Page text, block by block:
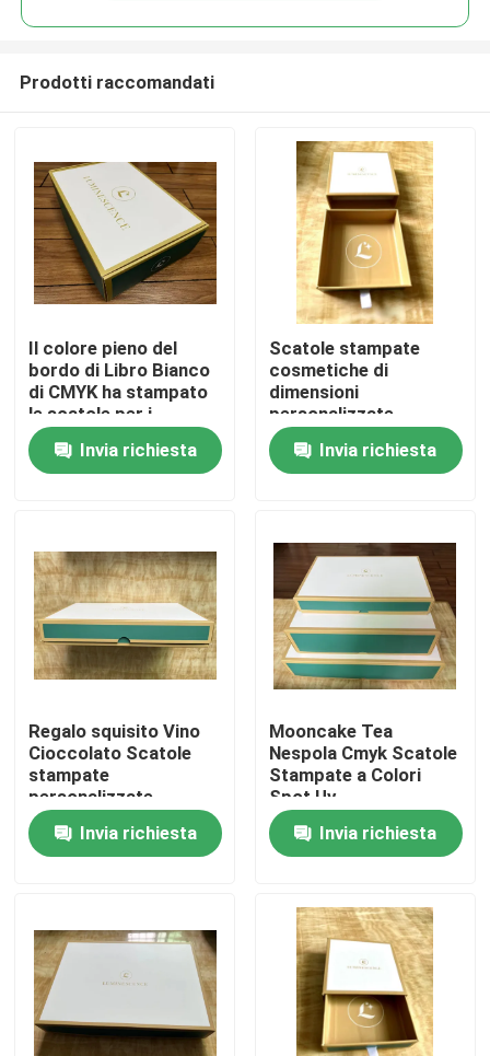
Casa
Video
Circa noi
Controllo di qualità
Contattici
Casi
Stampa del libro da colorare
Prodotti raccomandati
Il colore pieno del
bordo di Libro Bianco
di CMYK ha stampato
le scatole per i
prodotti di cura di
pelle Invia richiesta
Scatole stampate
cosmetiche di
dimensioni
personalizzate
Iso14001 Deboss 3D
UV
Invia richiesta
Regalo squisito Vino
Cioccolato Scatole
stampate
personalizzate
Pantone Color Foil
StampingInvia richiesta
Mooncake Tea
Nespola Cmyk Scatole
Stampate a Colori
Spot Uv
Personalizzate
Invia richiesta